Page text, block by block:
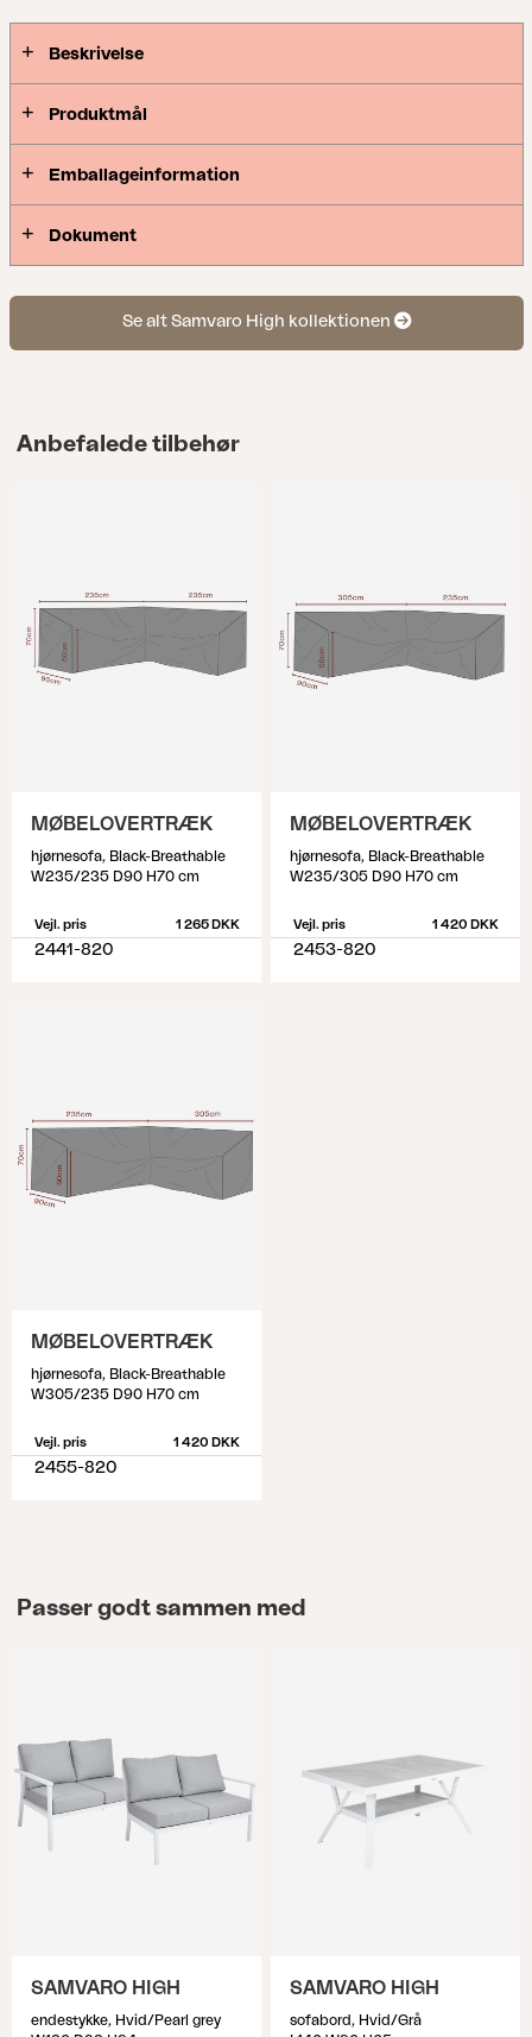
Beskrivelse
Produktmål
Emballageinformation
Dokument
Se alt Samvaro High kollektionen
Anbefalede tilbehør
MØBELOVERTRÆK
hjørnesofa, Black-Breathable
W235/235 D90 H70 cm
Vejl. pris 1 265 DKK
2441-820
MØBELOVERTRÆK
hjørnesofa, Black-Breathable
W235/305 D90 H70 cm
Vejl. pris 1 420 DKK
2453-820
MØBELOVERTRÆK
hjørnesofa, Black-Breathable
W305/235 D90 H70 cm
Vejl. pris 1 420 DKK
2455-820
Passer godt sammen med
SAMVARO HIGH
endestykke, Hvid/Pearl grey
SAMVARO HIGH
sofabord, Hvid/Grå